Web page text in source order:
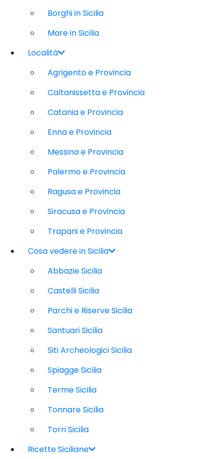
Borghi in Sicilia
Mare in Sicilia
Località
Agrigento e Provincia
Caltanissetta e Provincia
Catania e Provincia
Enna e Provincia
Messina e Provincia
Palermo e Provincia
Ragusa e Provincia
Siracusa e Provincia
Trapani e Provincia
Cosa vedere in Sicilia
Abbazie Sicilia
Castelli Sicilia
Parchi e Riserve Sicilia
Santuari Sicilia
Siti Archeologici Sicilia
Spiagge Sicilia
Terme Sicilia
Tonnare Sicilia
Torri Sicilia
Ricette Siciliane